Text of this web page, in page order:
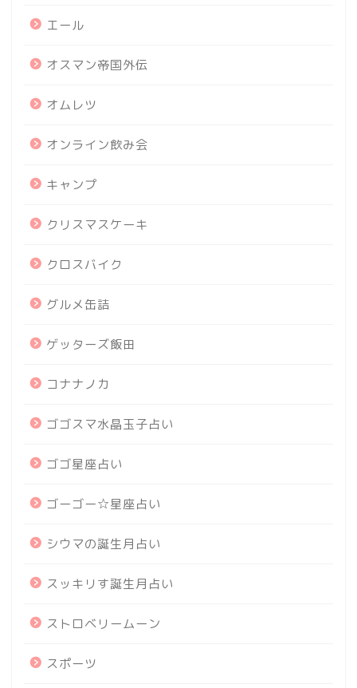
エール
オスマン帝国外伝
オムレツ
オンライン飲み会
キャンプ
クリスマスケーキ
クロスバイク
グルメ缶詰
ゲッターズ飯田
コナナノカ
ゴゴスマ水晶玉子占い
ゴゴ星座占い
ゴーゴー☆星座占い
シウマの誕生月占い
スッキリす誕生月占い
ストロベリームーン
スポーツ